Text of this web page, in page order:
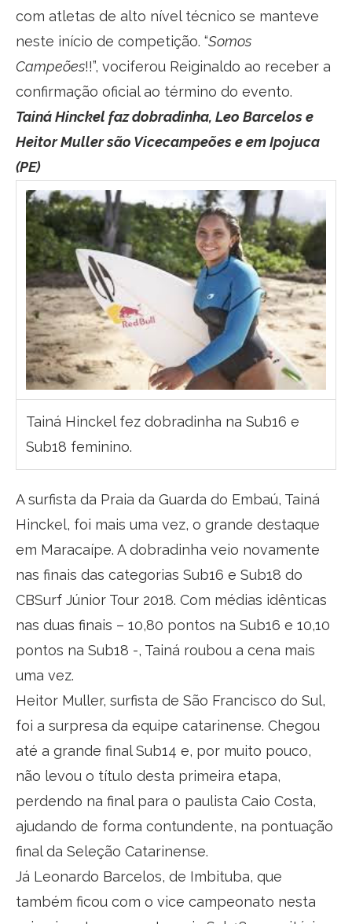
com atletas de alto nível técnico se manteve
neste início de competição. “Somos
Campeões!!”, vociferou Reiginaldo ao receber a
confirmação oficial ao término do evento.
Tainá Hinckel faz dobradinha, Leo Barcelos e
Heitor Muller são Vicecampeões e em Ipojuca
(PE)
Tainá Hinckel fez dobradinha na Sub16 e
Sub18 feminino.
A surfista da Praia da Guarda do Embaú, Tainá
Hinckel, foi mais uma vez, o grande destaque
em Maracaípe. A dobradinha veio novamente
nas finais das categorias Sub16 e Sub18 do
CBSurf Júnior Tour 2018. Com médias idênticas
nas duas finais – 10,80 pontos na Sub16 e 10,10
pontos na Sub18 -, Tainá roubou a cena mais
uma vez.
Heitor Muller, surfista de São Francisco do Sul,
foi a surpresa da equipe catarinense. Chegou
até a grande final Sub14 e, por muito pouco,
não levou o título desta primeira etapa,
perdendo na final para o paulista Caio Costa,
ajudando de forma contundente, na pontuação
final da Seleção Catarinense.
Já Leonardo Barcelos, de Imbituba, que
também ficou com o vice campeonato nesta